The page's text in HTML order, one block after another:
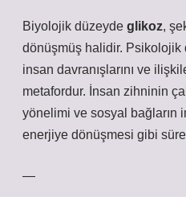
Biyolojik düzeyde glikoz,
dönüşmüş halidir. Psikolojik
insan davranışlarını ve
metafordur. İnsan zihninin
yönelimi ve sosyal bağların
enerjiye dönüşmesi gibi
—